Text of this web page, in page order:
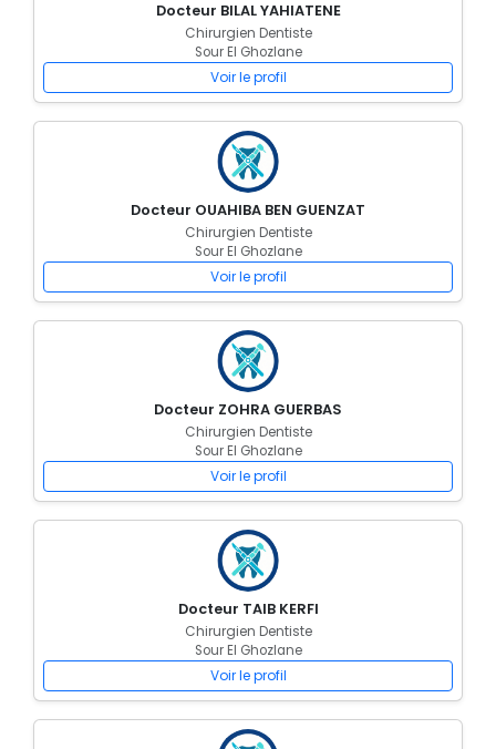
Docteur BILAL YAHIATENE
Chirurgien Dentiste
Sour El Ghozlane
Voir le profil
Docteur OUAHIBA BEN GUENZAT
Chirurgien Dentiste
Sour El Ghozlane
Voir le profil
Docteur ZOHRA GUERBAS
Chirurgien Dentiste
Sour El Ghozlane
Voir le profil
Docteur TAIB KERFI
Chirurgien Dentiste
Sour El Ghozlane
Voir le profil